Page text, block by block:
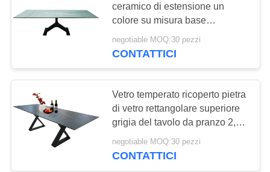
SITO
POLICY
ceramico di estensione un
colore su misura base
inossidabile dei 2,1 tester
negotiable MOQ:30 pezzi
CONTATTICI
Vetro temperato ricoperto pietra
di vetro rettangolare superiore
grigia del tavolo da pranzo 2,6
metri
negotiable MOQ:30 pezzi
CONTATTICI